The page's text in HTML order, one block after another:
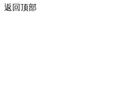
返回顶部